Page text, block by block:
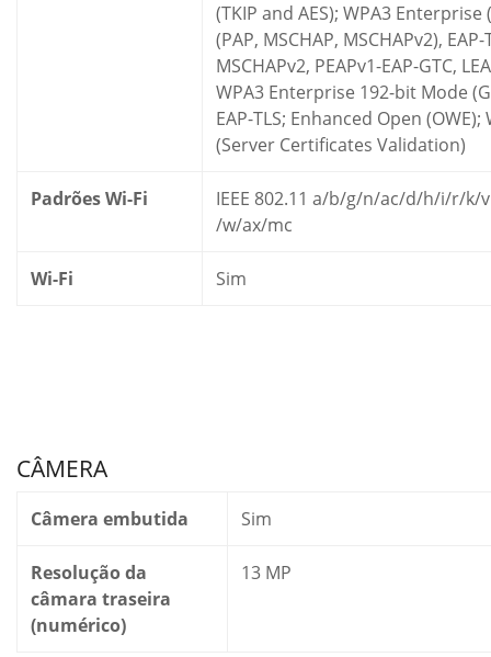
(TKIP and AES); WPA3 Enterprise
(PAP, MSCHAP, MSCHAPv2), EAP-
MSCHAPv2, PEAPv1-EAP-GTC,
WPA3 Enterprise 192-bit Mode
EAP-TLS; Enhanced Open (OWE);
(Server Certificates Validation)
Padrões Wi-Fi
IEEE 802.11 a/b/g/n/ac/d/h/i/r/k/
/w/ax/mc
Wi-Fi Sim
CÂMERA
Câmera embutida Sim
Resolução da
câmara traseira
(numérico)
13 MP